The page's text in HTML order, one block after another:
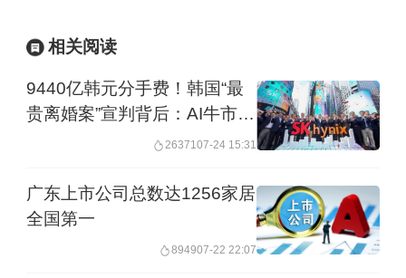
形，相关方仍需遵守相关减持规定。
这与此前监管层强调的“大股东、董监高
不得以离婚、解散清算、分立等任何方
式规避减持限制”的政策导向相呼应。
大洋电机于去年9月向港交所递交了上市
申请，迈出“A+H”双资本平台的关键一
相关阅读
9440亿韩元分手费！韩国“最
贵离婚案”宣判背后：AI牛市搅
动，财阀股权格局受挑战
2637107-24 15:31
广东上市公司总数达1256家居
全国第一
894907-22 22:07